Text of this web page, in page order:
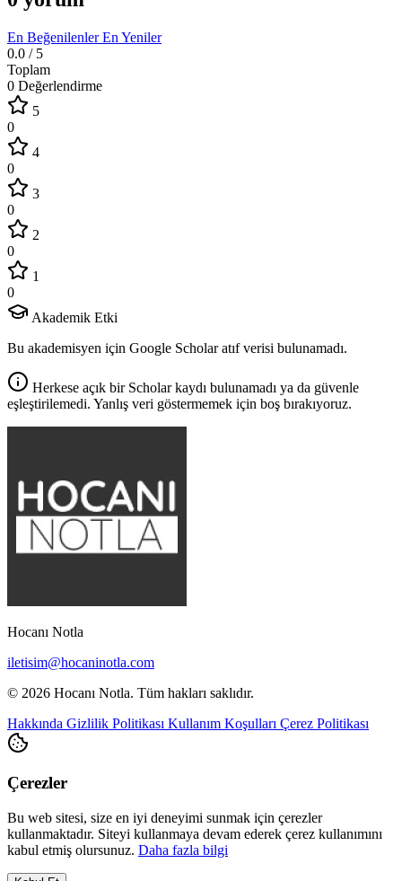
En BeğenilenlerEn Yeniler
0.0 / 5
Toplam
0 Değerlendirme
5
0
4
0
3
0
2
0
1
0
Akademik Etki
Bu akademisyen için Google Scholar atıf verisi bulunamadı.
Herkese açık bir Scholar kaydı bulunamadı ya da güvenle
eşleştirilemedi. Yanlış veri göstermemek için boş bırakıyoruz.
Hocanı Notla
iletisim@hocaninotla.com
© 2026 Hocanı Notla. Tüm hakları saklıdır.
Hakkında Gizlilik Politikası Kullanım Koşulları Çerez Politikası
Çerezler
Bu web sitesi, size en iyi deneyimi sunmak için çerezler
kullanmaktadır. Siteyi kullanmaya devam ederek çerez kullanımını
kabul etmiş olursunuz. Daha fazla bilgi